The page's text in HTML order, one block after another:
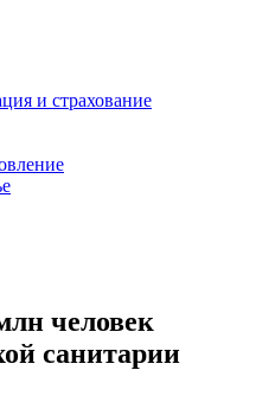
и страхование
человек
санитарии